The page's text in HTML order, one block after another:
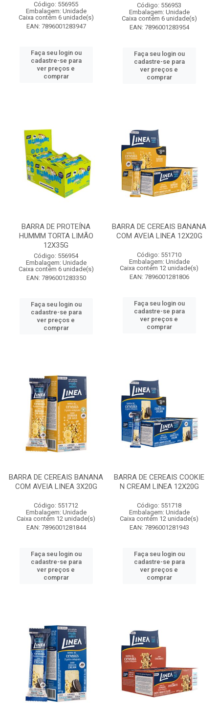
Código: 556955
Embalagem: Unidade
Caixa contém 6 unidade(s)
EAN: 7896001283947
Faça seu login ou
cadastre-se para
ver preços e
comprar
Código: 556953
Embalagem: Unidade
Caixa contém 6 unidade(s)
EAN: 7896001283954
Faça seu login ou
cadastre-se para
ver preços e
comprar
BARRA DE PROTEÍNA
HUMMM TORTA LIMÃO
12X35G
Código: 556954
Embalagem: Unidade
Caixa contém 6 unidade(s)
EAN: 7896001283350
Faça seu login ou
cadastre-se para
ver preços e
comprar
BARRA DE CEREAIS BANANA
COM AVEIA LINEA 12X20G
Código: 551710
Embalagem: Unidade
Caixa contém 12 unidade(s)
EAN: 7896001281806
Faça seu login ou
cadastre-se para
ver preços e
comprar
BARRA DE CEREAIS BANANA
COM AVEIA LINEA 3X20G
Código: 551712
Embalagem: Unidade
Caixa contém 12 unidade(s)
EAN: 7896001281844
Faça seu login ou
cadastre-se para
ver preços e
comprar
BARRA DE CEREAIS COOKIE
N CREAM LINEA 12X20G
Código: 551718
Embalagem: Unidade
Caixa contém 12 unidade(s)
EAN: 7896001281943
Faça seu login ou
cadastre-se para
ver preços e
comprar